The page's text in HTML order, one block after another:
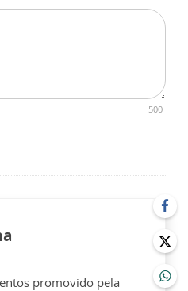
500
promovido pela